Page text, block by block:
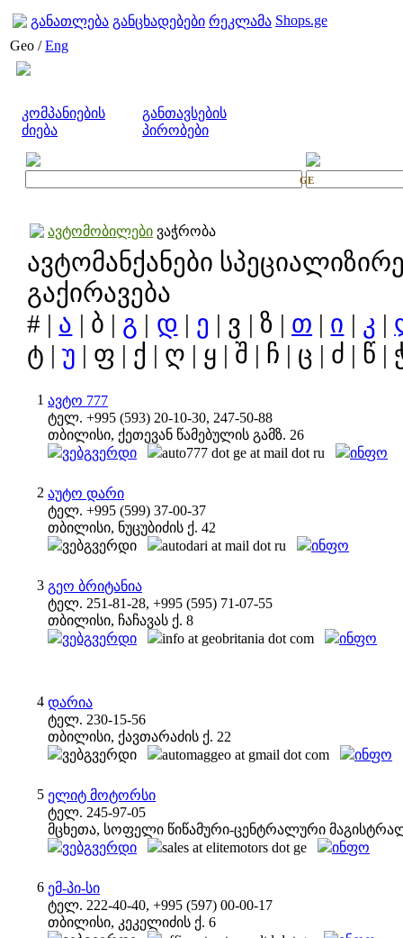
განათლება განცხადებები რეკლამა Shops.ge
Geo /Eng
კომპანიების
ძიება
განთავსების
პირობები
GE
ავტომობილები ვაჭრობა
ავტომანქანები
გაქირავება
# | ა | ბ | გ | დ | ე | ვ | ზ | თ | ი | კ |
ტ | უ | ფ | ქ | ღ | ყ | შ | ჩ | ც | ძ | წ |
1 ავტო 777
ტელ. +995 (593) 20-10-30, 247-50-88
თბილისი, ქეთევან წამებულის გამზ. 26
ვებგვერდი
auto777 dot ge at mail dot ru ინფო
2 აუტო დარი
ტელ. +995 (599) 37-00-37
თბილისი, ნუცუბიძის ქ. 42
ვებგვერდი
autodari at mail dot ru ინფო
3 გეო ბრიტანია
ტელ. 251-81-28, +995 (595) 71-07-55
თბილისი, ჩაჩავას ქ. 8
ვებგვერდი
info at geobritania dot com ინფო
4 დარია
ტელ. 230-15-56
თბილისი, ქავთარაძის ქ. 22
ვებგვერდი
automaggeo at gmail dot com ინფო
5 ელიტ მოტორსი
ტელ. 245-97-05
მცხეთა, სოფელი წიწამური-ცენტრალური
ვებგვერდი
sales at elitemotors dot ge ინფო
6 ემ-პი-სი
ტელ. 222-40-40, +995 (597) 00-00-17
თბილისი, კეკელიძის ქ. 6